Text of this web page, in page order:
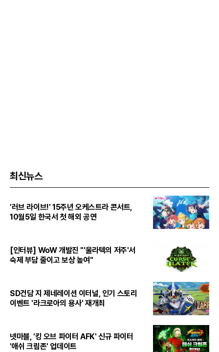
최신뉴스
'러브 라이브!' 15주년 오케스트라 콘서트,
10월5일 한국서 첫 해외 공연
[인터뷰] WoW 개발진 "'울라텍의 저주'서
숙제 부담 줄이고 보상 높여"
SD건담 지 제네레이션 이터널, 인기 스토리
이벤트 '라크로아의 용사' 재개최
넷마블, '킹 오브 파이터 AFK' 신규 파이터
'애쉬 크림존' 업데이트